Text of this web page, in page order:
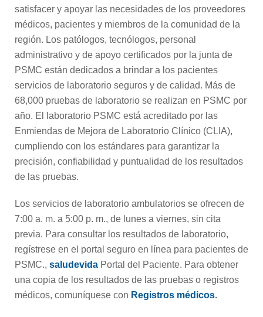
Neurología
Terapia ocupacional
Ortopedia y Medicina Deportiva
Clínica de Atención Primaria
Cuidados críticos pulmonares
telemedicina
Salud de la mujer
satisfacer y apoyar las necesidades de los proveedores
médicos, pacientes y miembros de la comunidad de la
región. Los patólogos, tecnólogos, personal
administrativo y de apoyo certificados por la junta de
PSMC están dedicados a brindar a los pacientes
servicios de laboratorio seguros y de calidad. Más de
68,000 pruebas de laboratorio se realizan en PSMC por
año. El laboratorio PSMC está acreditado por las
Enmiendas de Mejora de Laboratorio Clínico (CLIA),
cumpliendo con los estándares para garantizar la
precisión, confiabilidad y puntualidad de los resultados
de las pruebas.
Los servicios de laboratorio ambulatorios se ofrecen de
7:00 a. m. a 5:00 p. m., de lunes a viernes, sin cita
previa. Para consultar los resultados de laboratorio,
regístrese en el portal seguro en línea para pacientes de
PSMC., saludevida Portal del Paciente. Para obtener
una copia de los resultados de las pruebas o registros
médicos, comuníquese con Registros médicos.